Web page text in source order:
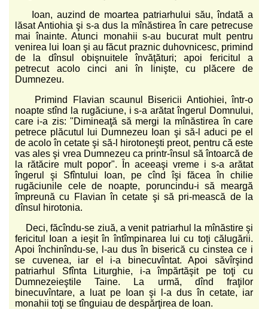
Ioan, auzind de moartea patriarhului său, îndată a
lăsat Antiohia şi s-a dus la mînăstirea în care petrecuse
mai înainte. Atunci monahii s-au bucurat mult pentru
venirea lui Ioan şi au făcut praznic duhovnicesc, primind
de la dînsul obişnuitele învăţături; apoi fericitul a
petrecut acolo cinci ani în linişte, cu plăcere de
Dumnezeu.
Primind Flavian scaunul Bisericii Antiohiei, într-o
noapte stînd la rugăciune, i s-a arătat îngerul Domnului,
care i-a zis: "Dimineaţă să mergi la mînăstirea în care
petrece plăcutul lui Dumnezeu Ioan şi să-l aduci pe el
de acolo în cetate şi să-l hirotoneşti preot, pentru că este
vas ales şi vrea Dumnezeu ca printr-însul să întoarcă de
la rătăcire mult popor". În aceeaşi vreme i s-a arătat
îngerul şi Sfîntului Ioan, pe cînd îşi făcea în chilie
rugăciunile cele de noapte, poruncindu-i să meargă
împreună cu Flavian în cetate şi să pri-mească de la
dînsul hirotonia.
Deci, făcîndu-se ziuă, a venit patriarhul la mînăstire şi
fericitul Ioan a ieşit în întîmpinarea lui cu toţi călugării.
Apoi închinîndu-se, l-au dus în biserică cu cinstea ce i
se cuvenea, iar el i-a binecuvîntat. Apoi săvîrşind
patriarhul Sfînta Liturghie, i-a împărtăşit pe toţi cu
Dumnezeieştile Taine. La urmă, dînd fraţilor
binecuvîntare, a luat pe Ioan şi l-a dus în cetate, iar
monahii toţi se tînguiau de despărţirea de Ioan.